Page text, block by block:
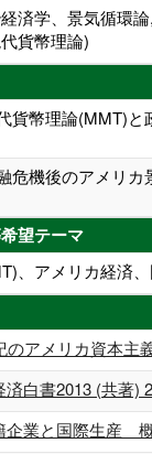
済学、景気循環
貨幣理論)
貨幣理論(MMT)と
危機後のアメリカ
望テーマ
、アメリカ経済
のアメリカ資本
済白書2013 (共著)
企業と国際生産